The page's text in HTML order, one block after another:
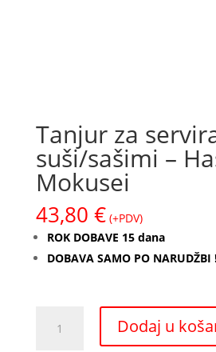
Tanjur za
suši/sašimi –
Mokusei
43,80 € (+PDV)
ROK DOBAVE 15 dana
DOBAVA SAMO PO NARUDŽBI
Dodaj u